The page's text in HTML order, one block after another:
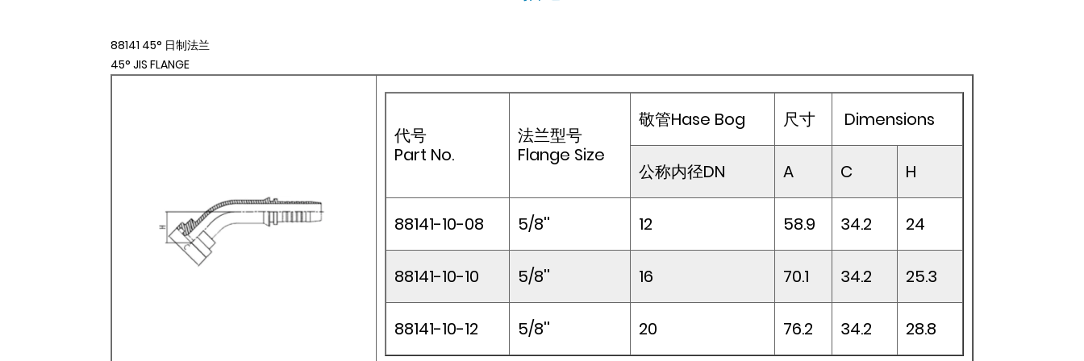
88141 45° 日制法兰
45° JIS FLANGE
代号
Part No.
法兰型号
Flange Size
敬管Hase Bog 尺寸 Dimensions
公称内径DN A C H
88141-10-08 5/8'' 12 58.9 34.2 24
88141-10-10 5/8'' 16 70.1 34.2 25.3
88141-10-12 5/8'' 20 76.2 34.2 28.8